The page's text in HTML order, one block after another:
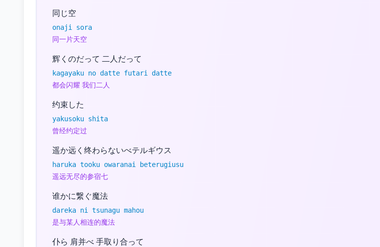
同じ空
onaji sora
同一片天空
辉くのだって 二人だって
kagayaku no datte futari datte
都会闪耀 我们二人
约束した
yakusoku shita
曾经约定过
遥か远く终わらないべテルギウス
haruka tooku owaranai beterugiusu
遥远无尽的参宿七
谁かに繋ぐ魔法
dareka ni tsunagu mahou
是与某人相连的魔法
仆ら 肩并べ 手取り合って